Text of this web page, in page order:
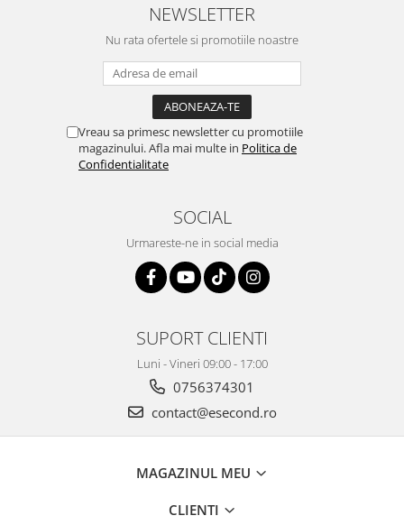
Retelistica & Supraveghere
Telecomenzi garaj
Sport & Activitati in aer liber
Accesorii antrenament
Accesorii Fitness
Aparate Foto & Accesorii
Audio HI-FI & Profesionale
Home Cinema & Audio
NEWSLETTER
Nu rata ofertele si promotiile noastre
Vreau sa primesc newsletter cu promotiile
magazinului. Afla mai multe in Politica de
Confidentialitate
SOCIAL
Urmareste-ne in social media
SUPORT CLIENTI
Luni - Vineri 09:00 - 17:00
0756374301
contact@esecond.ro
MAGAZINUL MEU
CLIENTI